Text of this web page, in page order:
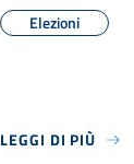
Elezioni
LEGGI DI PIÙ